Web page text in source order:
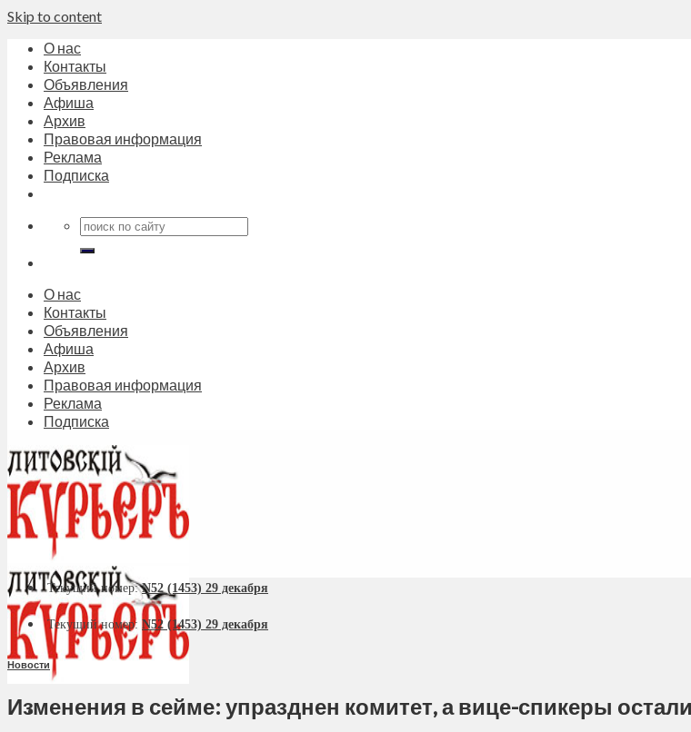
Skip to content
О нас
Контакты
Объявления
Афиша
Архив
Правовая информация
Реклама
Подписка
О нас
Контакты
Объявления
Афиша
Архив
Правовая информация
Реклама
Подписка
Текущий номер:N52 (1453) 29 декабря
Текущий номер: N52 (1453) 29 декабря
Новости
Изменения в сейме: упразднен комитет, а вице-спикеры